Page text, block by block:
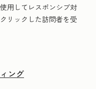
用してレスポンシブ対
リックした訪問者を受
ング